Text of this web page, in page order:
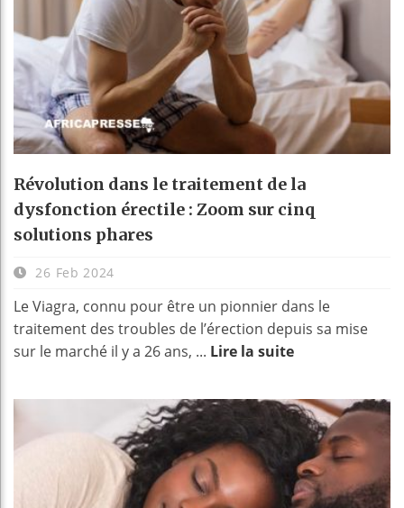
Révolution dans le traitement de la
dysfonction érectile : Zoom sur cinq
solutions phares
26 Feb 2024
Le Viagra, connu pour être un pionnier dans le
traitement des troubles de l’érection depuis sa mise
sur le marché il y a 26 ans, ... Lire la suite